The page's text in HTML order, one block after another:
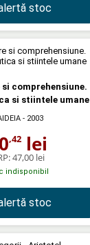
stoc
comprehensiune.
si stiintele umane
- 2003
,42 lei
47,00 lei
indisponibil
stoc